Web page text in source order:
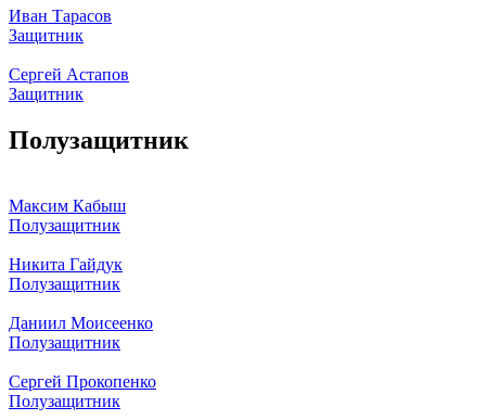
Иван Тарасов
Защитник
Сергей Астапов
Защитник
Полузащитник
Максим Кабыш
Полузащитник
Никита Гайдук
Полузащитник
Даниил Моисеенко
Полузащитник
Сергей Прокопенко
Полузащитник